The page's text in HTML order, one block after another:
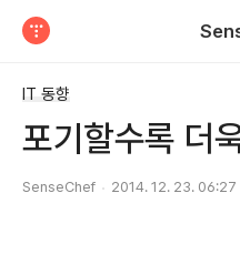
IT 동향
포기할수록 더
SenseChef 2014. 12. 23. 06:27